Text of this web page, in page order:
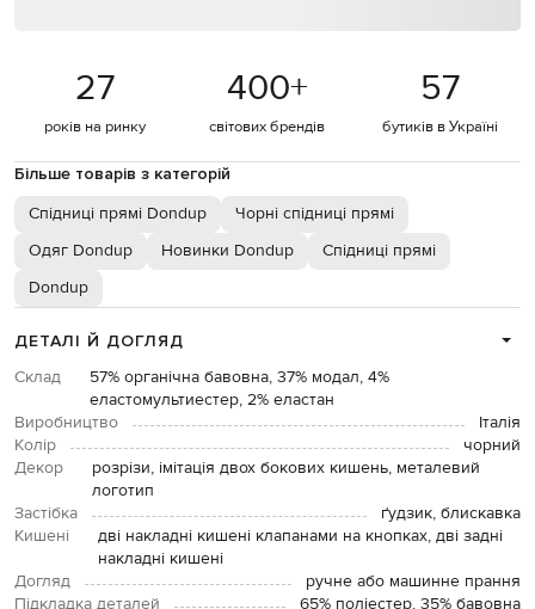
27
років на ринку
400+
світових брендів
57
бутиків в Україні
Більше товарів з категорій
Спідниці прямі Dondup
Чорні спідниці прямі
Одяг Dondup
Новинки Dondup
Спідниці прямі
Dondup
ДЕТАЛІ Й ДОГЛЯД
Склад
57% органічна бавовна, 37% модал, 4%
еластомультиестер, 2% еластан
Виробництво
Італія
Колір
чорний
Декор
розрізи, імітація двох бокових кишень, металевий
логотип
Застібка
ґудзик, блискавка
Кишені
дві накладні кишені клапанами на кнопках, дві задні
накладні кишені
Догляд
ручне або машинне прання
Підкладка деталей
65% поліестер, 35% бавовна